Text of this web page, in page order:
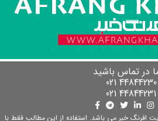
در تماس باشید
44844230 021
44844231 021
افرنگ خبر می باشد. استفاده از این مطالب فقط با